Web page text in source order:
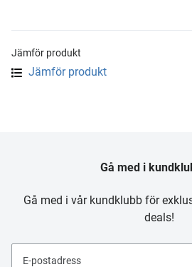
Jämför produkt
Jämför produkt
Gå med i
Gå med i vår kundklubb för
deals!
E-postadress